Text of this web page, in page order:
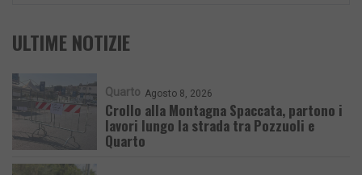
ULTIME NOTIZIE
Quarto Agosto 8, 2026
Crollo alla Montagna Spaccata, partono i
lavori lungo la strada tra Pozzuoli e
Quarto